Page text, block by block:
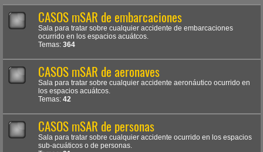
r
CASOS mSAR de embarcaciones
Sala para tratar sobre cualquier accidente de embarcaciones
ocurrido en los espacios acuátcos.
Temas: 364
CASOS mSAR de aeronaves
Sala para tratar sobre cualquier accidente aeronáutico ocurrido en
los espacios acuátcos.
Temas: 42
CASOS mSAR de personas
Sala para tratar sobre cualquier accidente ocurrido en los espacios
sub-acuáticos o de personas.